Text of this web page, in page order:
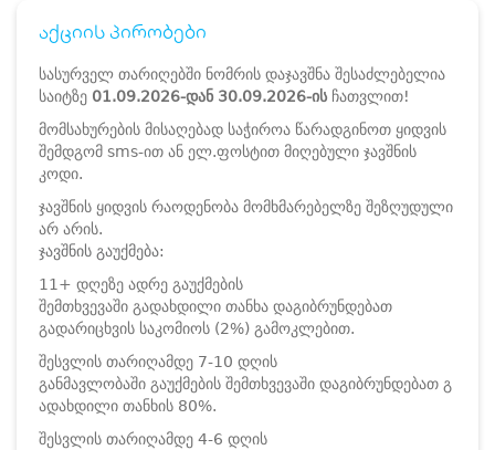
აქციის პირობები
სასურველ თარიღებში ნომრის დაჯავშნა შესაძლებელია
საიტზე 01.09.2026-დან 30.09.2026-ის ჩათვლით!
მომსახურების მისაღებად საჭიროა წარადგინოთ ყიდვის
შემდგომ sms-ით ან ელ.ფოსტით მიღებული ჯავშნის
კოდი.
ჯავშნის ყიდვის რაოდენობა მომხმარებელზე შეზღუდული
არ არის.
ჯავშნის გაუქმება:
11+ დღეზე ადრე გაუქმების
შემთხვევაში გადახდილი თანხა დაგიბრუნდებათ
გადარიცხვის საკომიოს (2%) გამოკლებით.
შესვლის თარიღამდე 7-10 დღის
განმავლობაში გაუქმების შემთხვევაში დაგიბრუნდებათ გ
ადახდილი თანხის 80%.
შესვლის თარიღამდე 4-6 დღის